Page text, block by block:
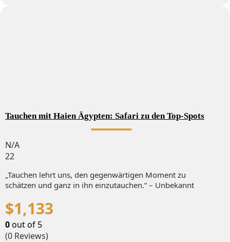
Tauchen mit Haien Ägypten: Safari zu den Top-Spots
N/A
22
„Tauchen lehrt uns, den gegenwärtigen Moment zu
schätzen und ganz in ihn einzutauchen.“ – Unbekannt
$1,133
0out of 5
(0 Reviews)